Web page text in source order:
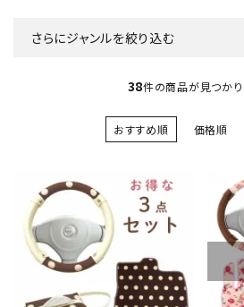
さらにジャンルを絞り込む
38件の商品が見つかり
おすすめ順 価格順